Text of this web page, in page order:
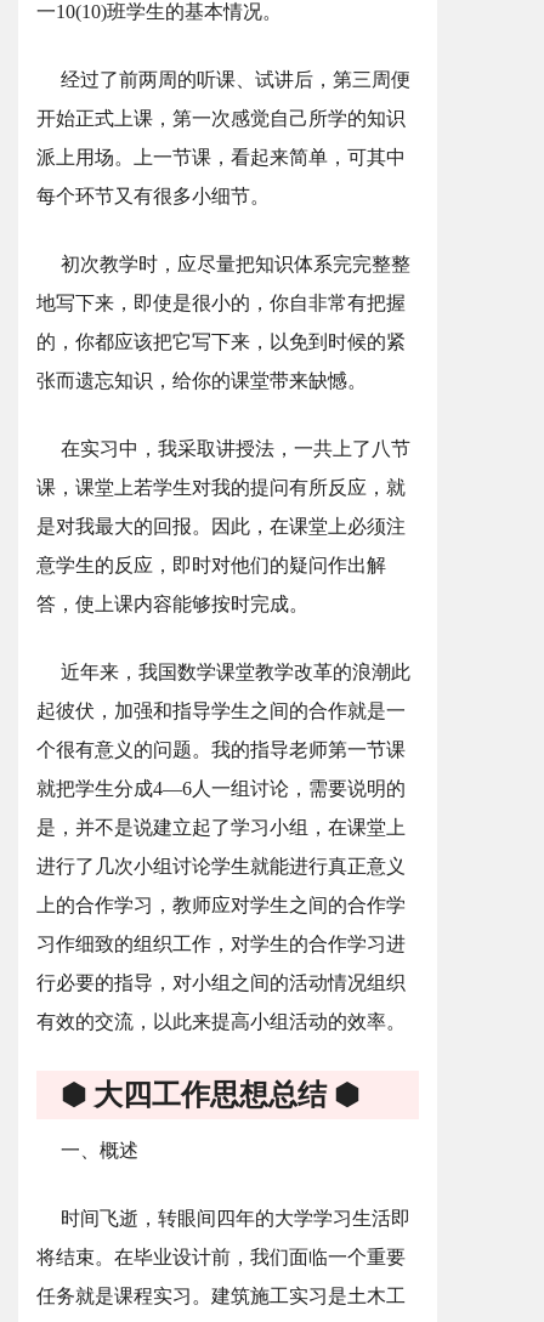
一10(10)班学生的基本情况。
经过了前两周的听课、试讲后，第三周便
开始正式上课，第一次感觉自己所学的知识
派上用场。上一节课，看起来简单，可其中
每个环节又有很多小细节。
初次教学时，应尽量把知识体系完完整整
地写下来，即使是很小的，你自非常有把握
的，你都应该把它写下来，以免到时候的紧
张而遗忘知识，给你的课堂带来缺憾。
在实习中，我采取讲授法，一共上了八节
课，课堂上若学生对我的提问有所反应，就
是对我最大的回报。因此，在课堂上必须注
意学生的反应，即时对他们的疑问作出解
答，使上课内容能够按时完成。
近年来，我国数学课堂教学改革的浪潮此
起彼伏，加强和指导学生之间的合作就是一
个很有意义的问题。我的指导老师第一节课
就把学生分成4—6人一组讨论，需要说明的
是，并不是说建立起了学习小组，在课堂上
进行了几次小组讨论学生就能进行真正意义
上的合作学习，教师应对学生之间的合作学
习作细致的组织工作，对学生的合作学习进
行必要的指导，对小组之间的活动情况组织
有效的交流，以此来提高小组活动的效率。
⬢ 大四工作思想总结 ⬢
一、概述
时间飞逝，转眼间四年的大学学习生活即
将结束。在毕业设计前，我们面临一个重要
任务就是课程实习。建筑施工实习是土木工